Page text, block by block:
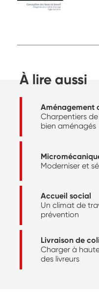
À lire aussi
Aménagement
Charpentiers
bien aménagés
Moderniser et
Accueil social
Un climat de
prévention
Livraison de
Charger à
des livreurs